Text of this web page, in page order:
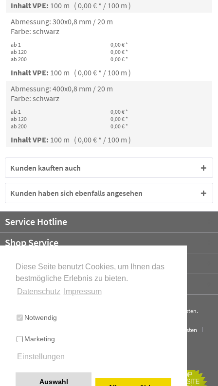
Diese Seite benutzt Cookies, um Ihnen das
bestmögliche Erlebnis zu bieten.
Datenschutz
Impressum
Notwendig
Marketing
Einstellungen
Auswahl
Inhalt VPE: 100 m ( 0,00 € * / 100 m )
Abmessung: 300x0,8 mm / 20 m
Farbe: schwarz
ab 1
0,00 € *
ab 120
0,00 € *
ab 200
0,00 € *
Inhalt VPE: 100 m ( 0,00 € * / 100 m )
Abmessung: 400x0,8 mm / 20 m
Farbe: schwarz
ab 1
0,00 € *
ab 120
0,00 € *
ab 200
0,00 € *
Inhalt VPE: 100 m ( 0,00 € * / 100 m )
Kunden kauften auch
Kunden haben sich ebenfalls angesehen
Service Hotline
Shop Service
Informationen
Newsletter
Versandkosten.
Versand und Kosten
Realisiert mit Shopware